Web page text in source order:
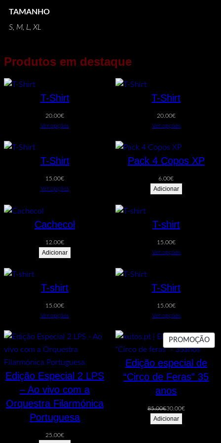
TAMANHO
S, M, L, XL
Produtos em destaque
T-Shirt
20.00€
Ver opções
T-Shirt
20.00€
Ver opções
T-Shirt
15.00€
Ver opções
Pack 4 Copos XP
6.00€
Adicionar
Cachecol
12.00€
Adicionar
T-shirt
15.00€
Ver opções
T-shirt
15.00€
Ver opções
T-Shirt
15.00€
Ver opções
Edição Especial 2 LPS
– Ao vivo com a
Orquestra Filarmónica
Portuguesa
25.00€
PROMOÇÃO
Edição especial de
“Circo de Feras” 35
anos
85.00€O
preço
30.00€O
Adicionar